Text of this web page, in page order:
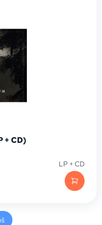
+ CD)
LP + CD